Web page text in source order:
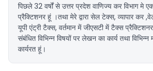
पिछले 32 वर्षों से उत्तर प्रदेश वाणिज्य कर विभाग मे
प्रैक्टिशनर हूं ।तथा मेरे द्वारा सेल टेक्स, व्यापार
यूपी एंट्री टैक्स, वर्तमान में जीएसटी में टैक्स
संबंधित विभिन्न विषयों पर लेखन का कार्य तथा
कार्यरत हूं।